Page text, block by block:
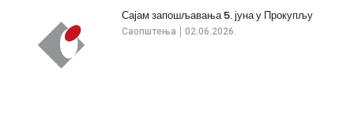
Саопштења 02.06.2026.
Сајам запошљавања 5. јуна у Прокупљу